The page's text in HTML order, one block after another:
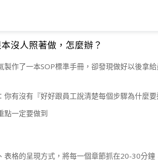
沒人照著做，怎麼辦？
作了一本SOP標準手冊，卻發現做好以後拿
有沒有『好好跟員工說清楚每個步驟為什麼要
點一定要做到
格的呈現方式，將每一個章節抓在20-30分